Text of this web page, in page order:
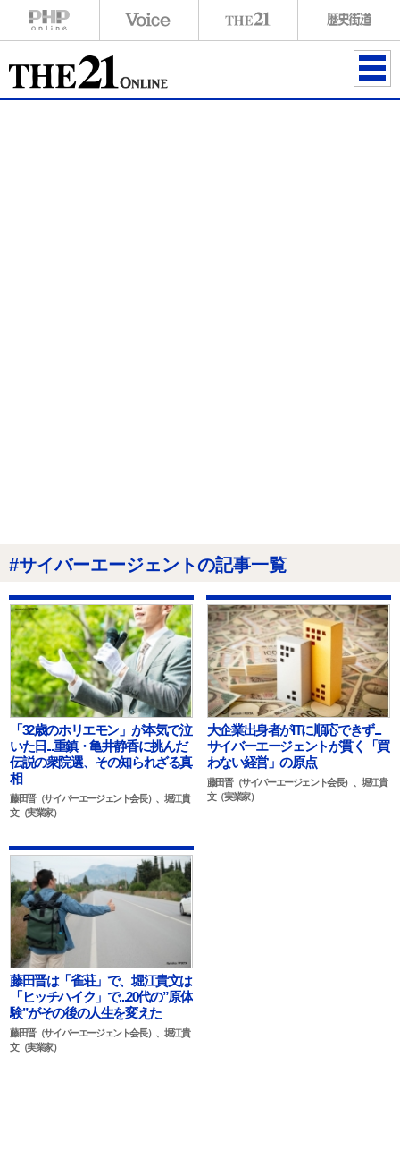
#サイバーエージェントの記事一覧
「32歳のホリエモン」が本気で泣
いた日...重鎮・亀井静香に挑んだ
伝説の衆院選、その知られざる真
相
藤田晋（サイバーエージェント会長）、堀江貴
文（実業家）
大企業出身者がITに順応できず...
サイバーエージェントが貫く「買
わない経営」の原点
藤田晋（サイバーエージェント会長）、堀江貴
文（実業家）
藤田晋は「雀荘」で、堀江貴文は
「ヒッチハイク」で...20代の”原体
験”がその後の人生を変えた
藤田晋（サイバーエージェント会長）、堀江貴
文（実業家）